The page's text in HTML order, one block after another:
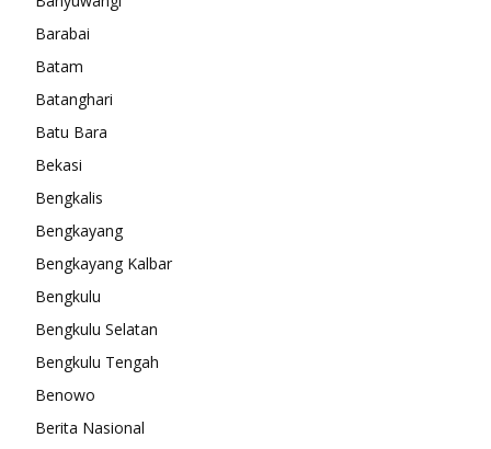
Barabai
Batam
Batanghari
Batu Bara
Bekasi
Bengkalis
Bengkayang
Bengkayang Kalbar
Bengkulu
Bengkulu Selatan
Bengkulu Tengah
Benowo
Berita Nasional